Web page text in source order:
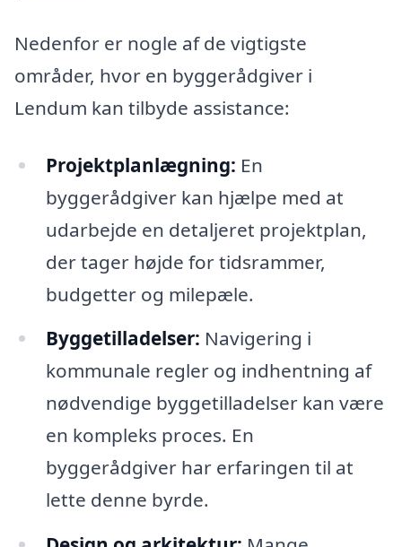
Nedenfor er nogle af de vigtigste
områder, hvor en byggerådgiver i
Lendum kan tilbyde assistance:
Projektplanlægning: En
byggerådgiver kan hjælpe med at
udarbejde en detaljeret projektplan,
der tager højde for tidsrammer,
budgetter og milepæle.
Byggetilladelser: Navigering i
kommunale regler og indhentning af
nødvendige byggetilladelser kan være
en kompleks proces. En
byggerådgiver har erfaringen til at
lette denne byrde.